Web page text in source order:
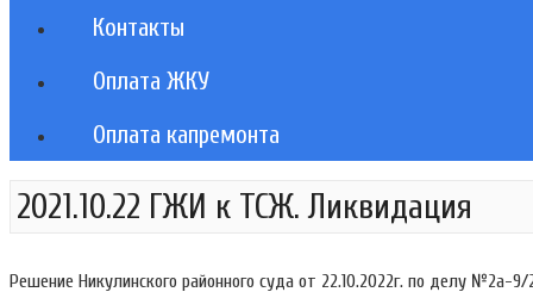
Контакты
Оплата ЖКУ
Оплата капремонта
2021.10.22 ГЖИ к ТСЖ. Ликвидация
Решение Никулинского районного суда от 22.10.2022г. по делу